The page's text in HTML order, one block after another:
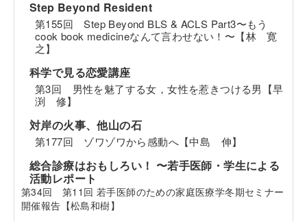
Step Beyond Resident
第155回 Step Beyond BLS & ACLS Part3〜もう
cook book medicineなんて言わせない！〜【林 寛
之】
科学で見る恋愛講座
第3回 男性を魅了する女，女性を惹きつける男【早
渕 修】
対岸の火事、他山の石
第177回 ゾワゾワから感動へ【中島 伸】
総合診療はおもしろい！ 〜若手医師・学生による
活動レポート
第34回 第11回 若手医師のための家庭医療学冬期セミナー
開催報告【松島和樹】